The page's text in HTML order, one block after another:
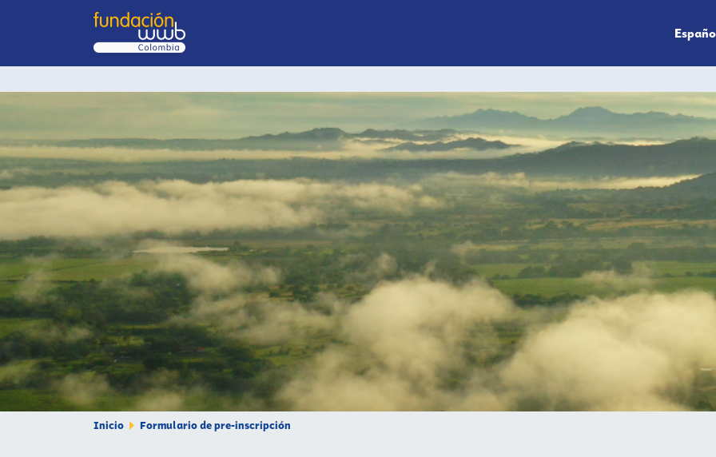
Inicio Formulario de pre-inscripción